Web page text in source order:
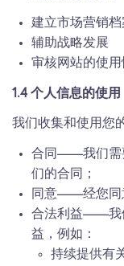
建立市场营销档
辅助战略发展
审核网站的使用
1.4 个人信息的使用
我们收集和使用您
合同——我们需
们的合同；
同意——经您同
合法利益——我
益，例如：
持续提供有